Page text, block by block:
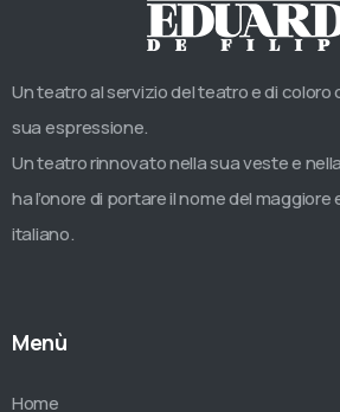
Un teatro al servizio del teatro e di coloro
sua espressione.
Un teatro rinnovato nella sua veste e
ha l’onore di portare il nome del
italiano.
Menù
Home